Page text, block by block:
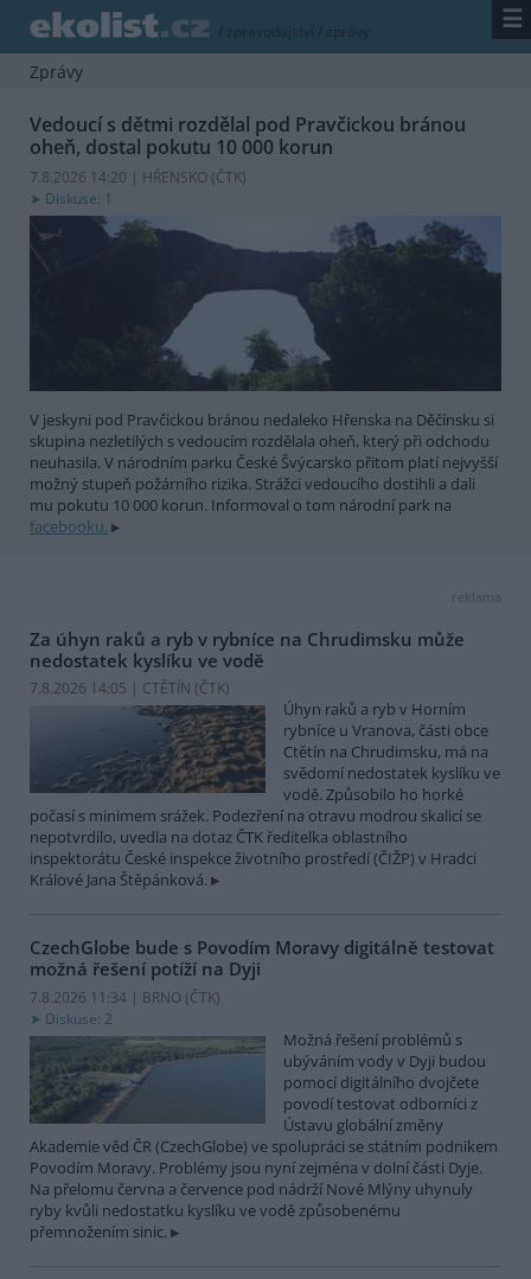
/ zpravodajství / zprávy ☰
Zprávy
Vedoucí s dětmi rozdělal pod Pravčickou bránou
oheň, dostal pokutu 10 000 korun
7.8.2026 14:20 | HŘENSKO (ČTK)
Diskuse: 1
V jeskyni pod Pravčickou bránou nedaleko Hřenska na Děčínsku si
skupina nezletilých s vedoucím rozdělala oheň, který při odchodu
neuhasila. V národním parku České Švýcarsko přitom platí nejvyšší
možný stupeň požárního rizika. Strážci vedoucího dostihli a dali
mu pokutu 10 000 korun. Informoval o tom národní park na
facebooku.
reklama
Za úhyn raků a ryb v rybníce na Chrudimsku může
nedostatek kyslíku ve vodě
7.8.2026 14:05 | CTĚTÍN (ČTK)
Úhyn raků a ryb v Horním
rybníce u Vranova, části obce
Ctětín na Chrudimsku, má na
svědomí nedostatek kyslíku ve
vodě. Způsobilo ho horké
počasí s minimem srážek. Podezření na otravu modrou skalicí se
nepotvrdilo, uvedla na dotaz ČTK ředitelka oblastního
inspektorátu České inspekce životního prostředí (ČIŽP) v Hradci
Králové Jana Štěpánková.
CzechGlobe bude s Povodím Moravy digitálně testovat
možná řešení potíží na Dyji
7.8.2026 11:34 | BRNO (ČTK)
Diskuse: 2
Možná řešení problémů s
ubýváním vody v Dyji budou
pomocí digitálního dvojčete
povodí testovat odborníci z
Ústavu globální změny
Akademie věd ČR (CzechGlobe) ve spolupráci se státním podnikem
Povodím Moravy. Problémy jsou nyní zejména v dolní části Dyje.
Na přelomu června a července pod nádrží Nové Mlýny uhynuly
ryby kvůli nedostatku kyslíku ve vodě způsobenému
přemnožením sinic.